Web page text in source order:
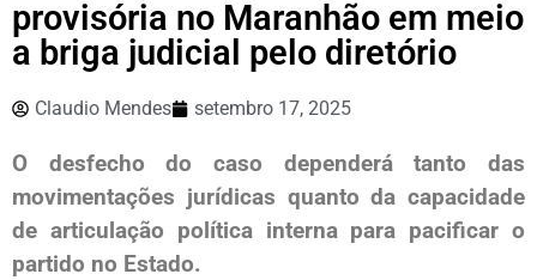
provisória no Maranhão em meio
a briga judicial pelo diretório
Claudio Mendes setembro 17, 2025
O desfecho do caso dependerá tanto das
movimentações jurídicas quanto da capacidade
de articulação política interna para pacificar o
partido no Estado.